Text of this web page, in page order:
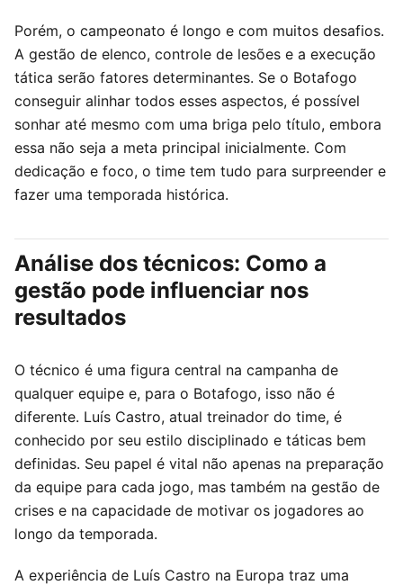
Porém, o campeonato é longo e com muitos desafios.
A gestão de elenco, controle de lesões e a execução
tática serão fatores determinantes. Se o Botafogo
conseguir alinhar todos esses aspectos, é possível
sonhar até mesmo com uma briga pelo título, embora
essa não seja a meta principal inicialmente. Com
dedicação e foco, o time tem tudo para surpreender e
fazer uma temporada histórica.
Análise dos técnicos: Como a
gestão pode influenciar nos
resultados
O técnico é uma figura central na campanha de
qualquer equipe e, para o Botafogo, isso não é
diferente. Luís Castro, atual treinador do time, é
conhecido por seu estilo disciplinado e táticas bem
definidas. Seu papel é vital não apenas na preparação
da equipe para cada jogo, mas também na gestão de
crises e na capacidade de motivar os jogadores ao
longo da temporada.
A experiência de Luís Castro na Europa traz uma